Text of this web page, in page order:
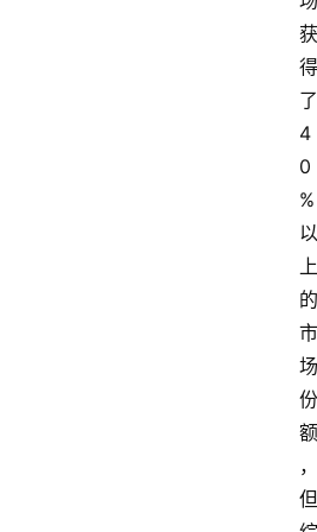
获
得
了
4
0
%
以
上
的
市
场
份
额
，
但